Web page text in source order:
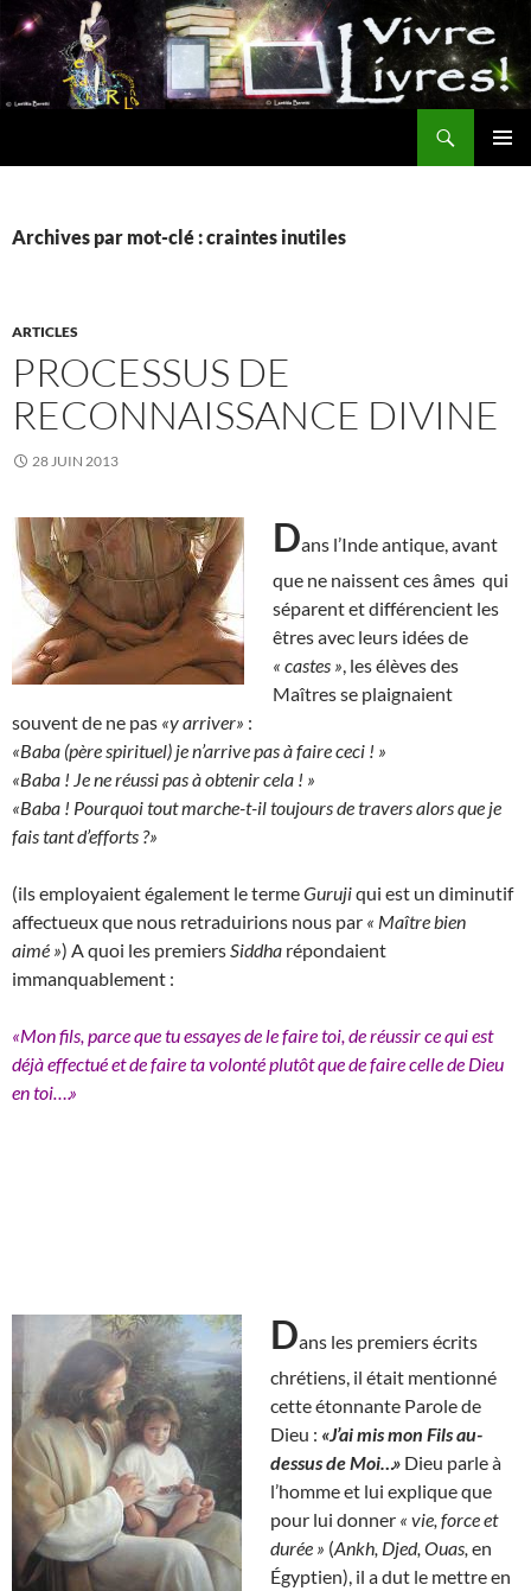
Aller
au
contenu
Archives par mot-clé : craintes inutiles
ARTICLES
PROCESSUS DE
RECONNAISSANCE DIVINE
28 JUIN 2013
Dans l’Inde antique, avant
que ne naissent ces âmes qui
séparent et différencient les
êtres avec leurs idées de
« castes » , les élèves des
Maîtres se plaignaient
souvent de ne pas «y arriver» :
«Baba (père spirituel) je n’arrive pas à faire ceci ! »
«Baba ! Je ne réussi pas à obtenir cela ! »
«Baba ! Pourquoi tout marche-t-il toujours de travers alors que je
fais tant d’efforts ?»
(ils employaient également le termeGurujiqui est un diminutif
affectueux que nous retraduirions nous par « Maître bien
aimé ») A quoi les premiers Siddha répondaient
immanquablement :
«Mon fils, parce que tu essayes de le faire toi, de réussir ce qui est
déjà effectué et de faire ta volonté plutôt que de faire celle de Dieu
en toi….»
Dans les premiers écrits
chrétiens, il était mentionné
cette étonnante Parole de
Dieu : «J’ai mis mon Fils au-
dessus de Moi…» Dieu parle à
l’homme et lui explique que
pour lui donner « vie, force et
durée » (Ankh, Djed, Ouas, en
Égyptien), il a dut le mettre en